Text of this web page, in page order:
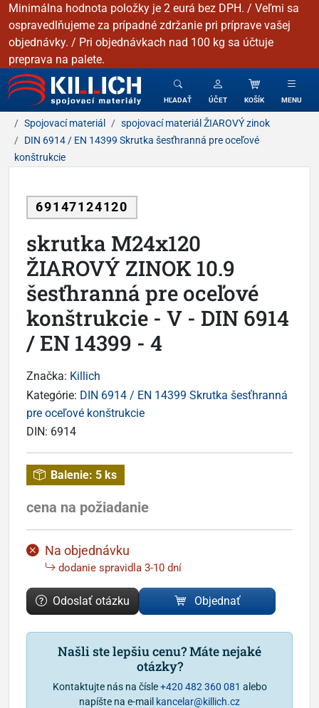
Minimálna hodnota položky je 2 eurá bez DPH. / Veľmi sa
ospravedlňujeme za prípadné zdržanie pri príprave vašej
objednávky. / Pri objednávkach nad 100 kg sa účtuje
preprava na palete.
KILLICH - Spojovacie materiály
HĽADAŤ ÚČET KOŠÍK MENU
Spojovací materiál
spojovací materiál ŽIAROVÝ zinok
DIN 6914 / EN 14399 Skrutka šesťhranná pre oceľové
konštrukcie
69147124120
skrutka M24x120
ŽIAROVÝ ZINOK 10.9
šesťhranná pre oceľové
konštrukcie - V - DIN 6914
/ EN 14399 - 4
Značka: Killich
Kategórie: DIN 6914 / EN 14399 Skrutka šesťhranná
pre oceľové konštrukcie
DIN: 6914
Balenie: 5 ks
cena na požiadanie
Na objednávku
dodanie spravidla 3-10 dní
Odoslať otázku Objednať
Našli ste lepšiu cenu? Máte nejaké
otázky?
Kontaktujte nás na čísle+420 482 360 081 alebo
napíšte na e-mail kancelar@killich.cz